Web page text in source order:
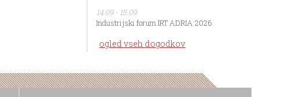
14.09 - 15.09
Industrijski forum IRT ADRIA 2026
ogled vseh dogodkov